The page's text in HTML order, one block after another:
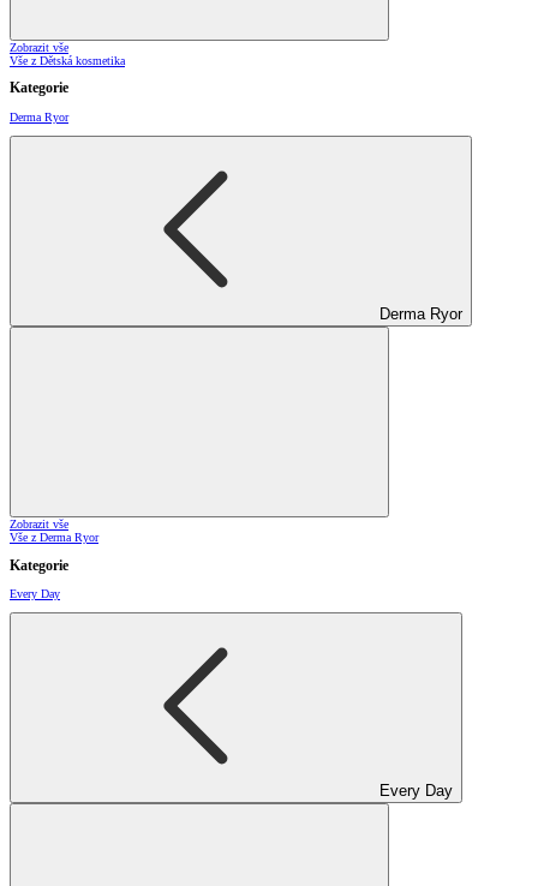
Zobrazit vše
Vše z Dětská kosmetika
Kategorie
Derma Ryor
Derma Ryor
Zobrazit vše
Vše z Derma Ryor
Kategorie
Every Day
Every Day